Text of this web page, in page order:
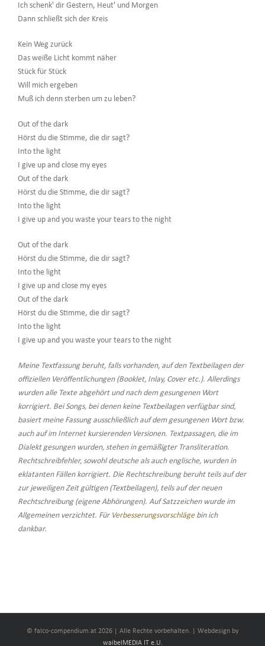
Ich schenk' dir Gestern, Heut' und Morgen
Dann schließt sich der Kreis
Kein Weg zurück
Das weiße Licht kommt näher
Stück für Stück
Will mich ergeben
Muß ich denn sterben um zu leben?
Out of the dark
Hörst du die Stimme, die dir sagt?
Into the light
I give up and close my eyes
Out of the dark
Hörst du die Stimme, die dir sagt?
Into the light
I give up and you waste your tears to the night
Out of the dark
Hörst du die Stimme, die dir sagt?
Into the light
I give up and close my eyes
Out of the dark
Hörst du die Stimme, die dir sagt?
Into the light
I give up and you waste your tears to the night
Meine Textfassung beruht, falls vorhanden, auf den Textbeilagen der
offiziellen Veröffentlichungen (Booklet, Inlay, Cover etc.). Allerdings
wurden alle Texte abgehört und nach dem gesungenen Wort
korrigiert. Bei Songs, bei denen keine Textbeilagen verfügbar sind,
basiert meine Fassung ausschließlich auf dem gesungenen Wort bzw.
auch auf im Internet kursierenden Versionen. Textpassagen, die im
Dialekt gesungen wurden, stehen in gemäßigter Transliteration.
Rechtschreibfehler, sowohl deutsche als auch englische, wurden in
eklatanten Fällen korrigiert. Die Rechtschreibung beruht teils auf der
zur jeweiligen Zeit gültigen (Textbeilagen), teils auf der neuen
Rechtschreibung (eigene Abhörungen). Auf Satzzeichen wurde im
Allgemeinen verzichtet. Für Verbesserungsvorschlägebin ich
dankbar.
© falco-compendium.at 2026 | Alle Rechte vorbehalten. | Webdesign by
waibelMEDIA IT e.U.